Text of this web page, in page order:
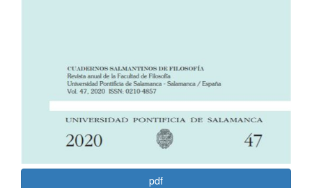
pdf